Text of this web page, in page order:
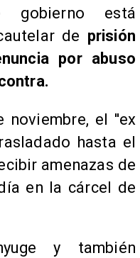
gobierno está
de prisión
por abuso
noviembre, el ''ex
hasta el
amenazas de
en la cárcel de
y también